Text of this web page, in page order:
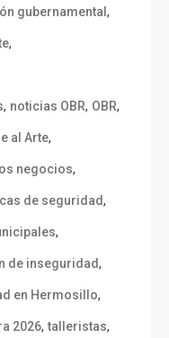
gubernamental ,
,
, noticias OBR, OBR,
al Arte,
negocios,
de seguridad,
,
de inseguridad,
en Hermosillo,
2026,talleristas,